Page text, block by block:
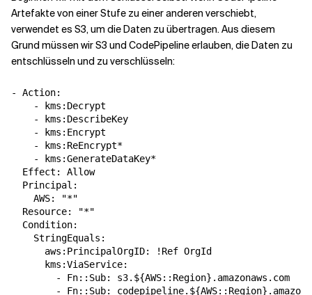
Verwandte Themen
Artefakte von einer Stufe zu einer anderen verschiebt,
verwendet es S3, um die Daten zu übertragen. Aus diesem
Grund müssen wir S3 und CodePipeline erlauben, die Daten zu
entschlüsseln und zu verschlüsseln:
- Action:
    - kms:Decrypt
    - kms:DescribeKey
    - kms:Encrypt
    - kms:ReEncrypt*
    - kms:GenerateDataKey*
  Effect: Allow
  Principal:
    AWS: "*"
  Resource: "*"
  Condition:
    StringEquals:
      aws:PrincipalOrgID: !Ref OrgId
      kms:ViaService:
        - Fn::Sub: s3.${AWS::Region}.amazonaws.com